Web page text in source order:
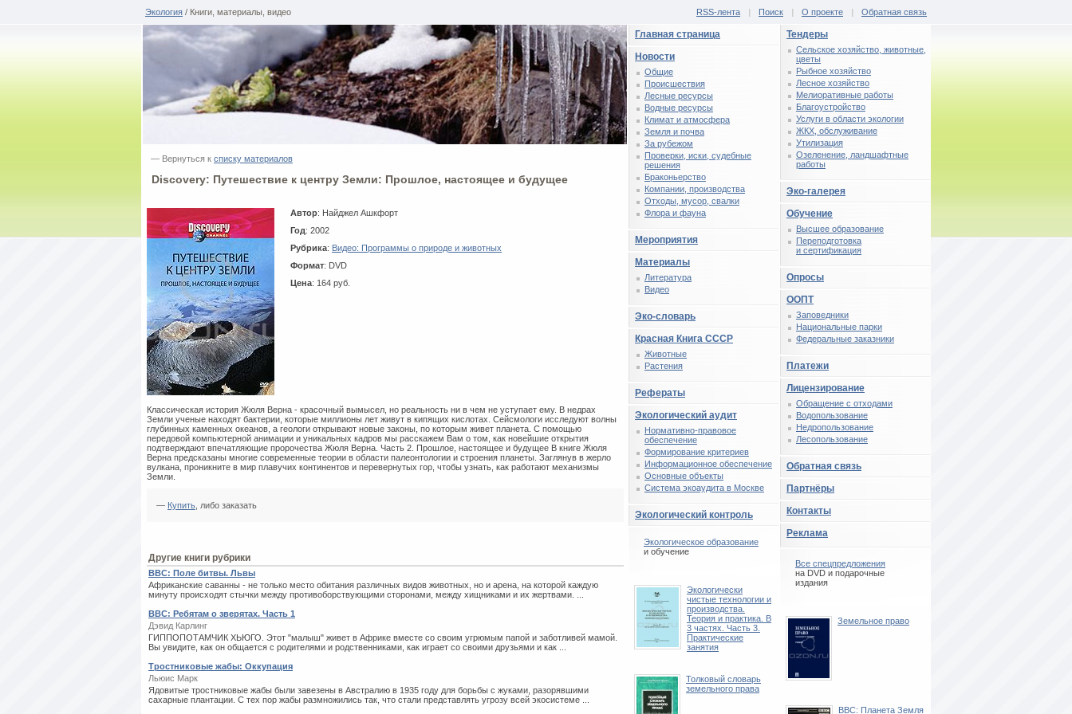
Экология / Книги, материалы, видео RSS-лента | Поиск | О проекте | Обратная связь
— Вернуться к списку материалов
Discovery: Путешествие к центру Земли: Прошлое, настоящее и будущее
Автор: Найджел Ашкфорт
Год: 2002
Рубрика: Видео: Программы о природе и животных
Формат: DVD
Цена: 164 руб.
Классическая история Жюля Верна - красочный вымысел, но реальность ни в чем не уступает ему. В недрах
Земли ученые находят бактерии, которые миллионы лет живут в кипящих кислотах. Сейсмологи исследуют волны
глубинных каменных океанов, а геологи открывают новые законы, по которым живет планета. С помощью
передовой компьютерной анимации и уникальных кадров мы расскажем Вам о том, как новейшие открытия
подтверждают впечатляющие пророчества Жюля Верна. Часть 2. Прошлое, настоящее и будущее В книге Жюля
Верна предсказаны многие современные теории в области палеонтологии и строения планеты. Заглянув в жерло
вулкана, проникните в мир плавучих континентов и перевернутых гор, чтобы узнать, как работают механизмы
Земли.
— Купить , либо заказать
Другие книги рубрики
BBC: Поле битвы. Львы
Африканские саванны - не только место обитания различных видов животных, но и арена, на которой каждую
минуту происходят стычки между противоборствующими сторонами, между хищниками и их жертвами. ...
BBC: Ребятам о зверятах. Часть 1
Дэвид Карлинг
ГИППОПОТАМЧИК ХЬЮГО. Этот "малыш" живет в Африке вместе со своим угрюмым папой и заботливей мамой.
Вы увидите, как он общается с родителями и родственниками, как играет со своими друзьями и как ...
Тростниковые жабы: Оккупация
Льюис Марк
Ядовитые тростниковые жабы были завезены в Австралию в 1935 году для борьбы с жуками, разорявшими
сахарные плантации. С тех пор жабы размножились так, что стали представлять угрозу всей экосистеме ...
Тендеры
Сельское хозяйство, животные,
цветы
Рыбное хозяйство
Лесное хозяйство
Мелиоративные работы
Благоустройство
Услуги в области экологии
ЖКХ, обслуживание
Утилизация
Озеленение, ландшафтные
работы
Эко-галерея
Обучение
Высшее образование
Переподготовка
и сертификация
Опросы
ООПТ
Заповедники
Национальные парки
Федеральные заказники
Платежи
Лицензирование
Обращение с отходами
Водопользование
Недропользование
Лесопользование
Обратная связь
Партнёры
Контакты
Реклама
Все спецпредложения
на DVD и подарочные
издания
Земельное право
BBC: Планета Земля
Главная страница
Новости
Общие
Происшествия
Лесные ресурсы
Водные ресурсы
Климат и атмосфера
Земля и почва
За рубежом
Проверки, иски, судебные
решения
Браконьерство
Компании, производства
Отходы, мусор, свалки
Флора и фауна
Мероприятия
Материалы
Литература
Видео
Эко-словарь
Красная Книга СССР
Животные
Растения
Рефераты
Экологический аудит
Нормативно-правовое
обеспечение
Формирование критериев
Информационное обеспечение
Основные объекты
Система экоаудита в Москве
Экологический контроль
Экологическое образование
и обучение
Экологически
чистые технологии и
производства.
Теория и практика. В
3 частях. Часть 3.
Практические
занятия
Толковый словарь
земельного права